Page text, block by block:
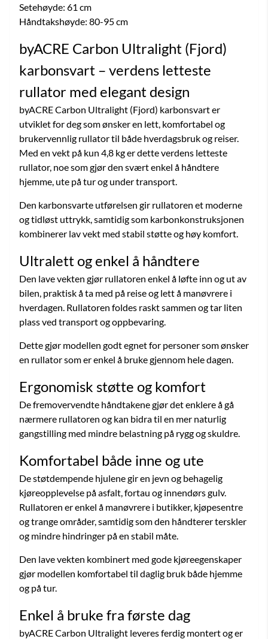
Setehøyde: 61 cm
Håndtakshøyde: 80-95 cm
byACRE Carbon Ultralight (Fjord)
karbonsvart – verdens letteste
rullator med elegant design
byACRE Carbon Ultralight (Fjord) karbonsvart er
utviklet for deg som ønsker en lett, komfortabel og
brukervennlig rullator til både hverdagsbruk og reiser.
Med en vekt på kun 4,8 kg er dette verdens letteste
rullator, noe som gjør den svært enkel å håndtere
hjemme, ute på tur og under transport.
Den karbonsvarte utførelsen gir rullatoren et moderne
og tidløst uttrykk, samtidig som karbonkonstruksjonen
kombinerer lav vekt med stabil støtte og høy komfort.
Ultralett og enkel å håndtere
Den lave vekten gjør rullatoren enkel å løfte inn og ut av
bilen, praktisk å ta med på reise og lett å manøvrere i
hverdagen. Rullatoren foldes raskt sammen og tar liten
plass ved transport og oppbevaring.
Dette gjør modellen godt egnet for personer som ønsker
en rullator som er enkel å bruke gjennom hele dagen.
Ergonomisk støtte og komfort
De fremovervendte håndtakene gjør det enklere å gå
nærmere rullatoren og kan bidra til en mer naturlig
gangstilling med mindre belastning på rygg og skuldre.
Komfortabel både inne og ute
De støtdempende hjulene gir en jevn og behagelig
kjøreopplevelse på asfalt, fortau og innendørs gulv.
Rullatoren er enkel å manøvrere i butikker, kjøpesentre
og trange områder, samtidig som den håndterer terskler
og mindre hindringer på en stabil måte.
Den lave vekten kombinert med gode kjøreegenskaper
gjør modellen komfortabel til daglig bruk både hjemme
og på tur.
Enkel å bruke fra første dag
byACRE Carbon Ultralight leveres ferdig montert og er